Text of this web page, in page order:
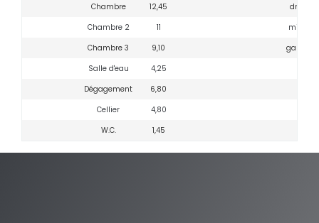
Chambre
12,45
droite
Chambre 2
11
milieu
Chambre 3
9,10
gauche
Salle d'eau
4,25
Dégagement
6,80
Cellier
4,80
W.C.
1,45